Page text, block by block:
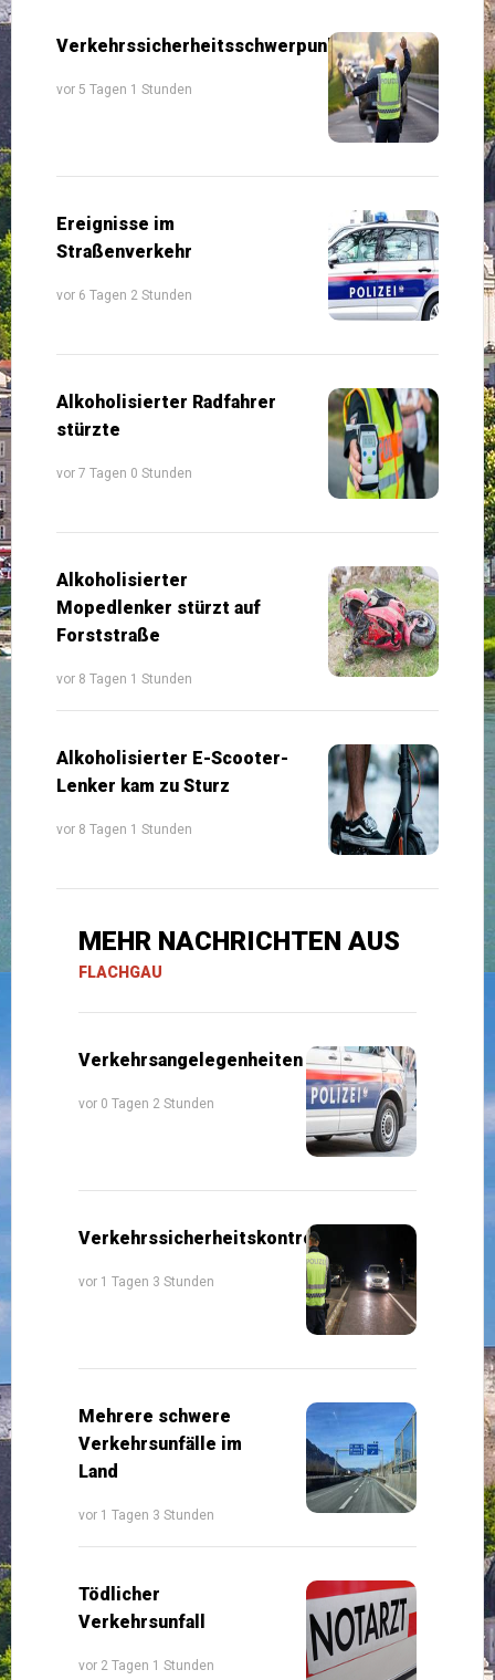
Verkehrssicherheitsschwerpunkte
vor 5 Tagen 1 Stunden
Ereignisse im
Straßenverkehr
vor 6 Tagen 2 Stunden
Alkoholisierter Radfahrer
stürzte
vor 7 Tagen 0 Stunden
Alkoholisierter
Mopedlenker stürzt auf
Forststraße
vor 8 Tagen 1 Stunden
Alkoholisierter E-Scooter-
Lenker kam zu Sturz
vor 8 Tagen 1 Stunden
MEHR NACHRICHTEN AUS
FLACHGAU
Verkehrsangelegenheiten
vor 0 Tagen 2 Stunden
Verkehrssicherheitskontrollen
vor 1 Tagen 3 Stunden
Mehrere schwere
Verkehrsunfälle im
Land
vor 1 Tagen 3 Stunden
Tödlicher
Verkehrsunfall
vor 2 Tagen 1 Stunden